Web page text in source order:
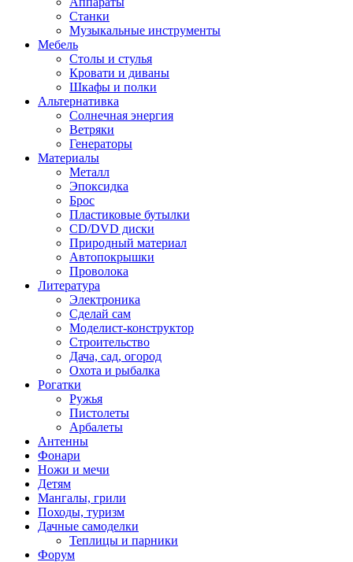
Станки
Музыкальные инструменты
Мебель
Столы и стулья
Кровати и диваны
Шкафы и полки
Альтернативка
Солнечная энергия
Ветряки
Генераторы
Материалы
Металл
Эпоксидка
Брос
Пластиковые бутылки
CD/DVD диски
Природный материал
Автопокрышки
Проволока
Литература
Электроника
Сделай сам
Моделист-конструктор
Строительство
Дача, сад, огород
Охота и рыбалка
Рогатки
Ружья
Пистолеты
Арбалеты
Антенны
Фонари
Ножи и мечи
Детям
Мангалы, грили
Походы, туризм
Дачные самоделки
Теплицы и парники
Форум